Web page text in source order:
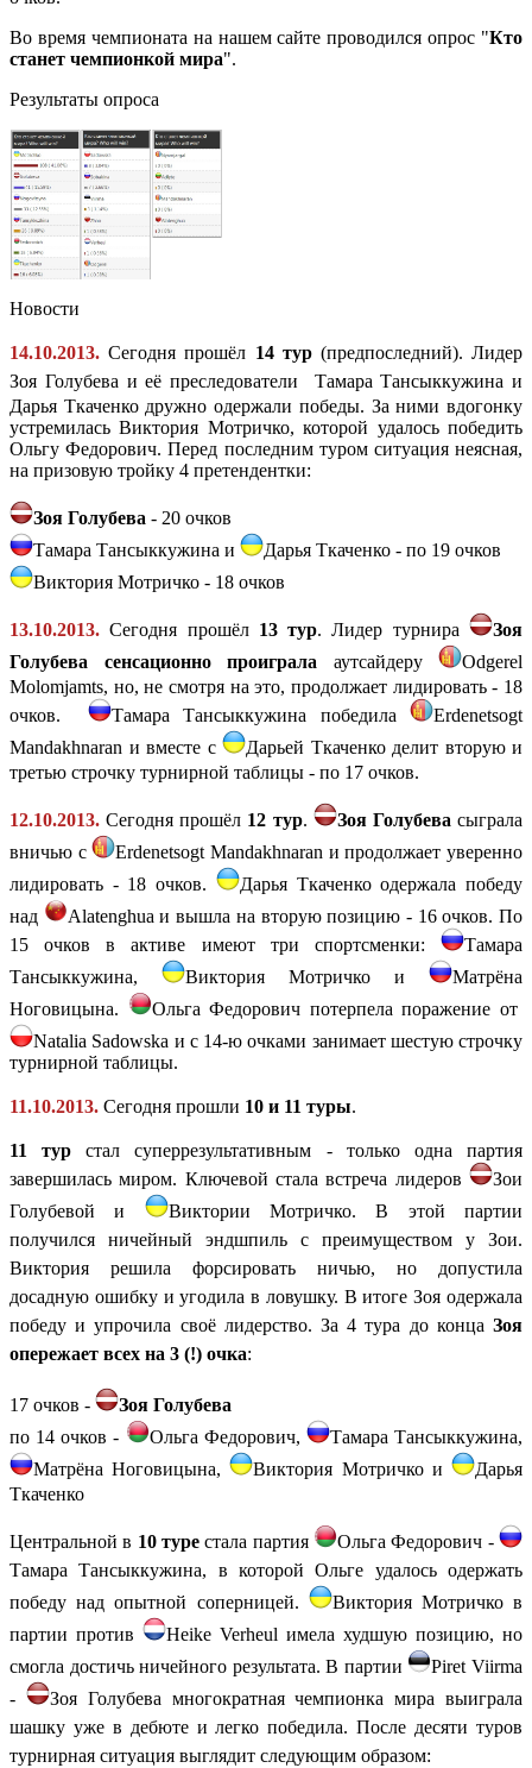
Во время чемпионата на нашем сайте проводился опрос "Кто
станет чемпионкой мира".
Результаты опроса
Новости
14.10.2013.Сегодня прошёл 14 тур(предпоследний). Лидер
Зоя Голубева и её преследователи Тамара Тансыккужина и
Дарья Ткаченко дружно одержали победы. За ними вдогонку
устремилась Виктория Мотричко, которой удалось победить
Ольгу Федорович. Перед последним туром ситуация неясная,
на призовую тройку 4 претендентки:
Зоя Голубева - 20 очков
Тамара Тансыккужина и
Дарья Ткаченко - по 19 очков
Виктория Мотричко - 18 очков
13.10.2013.Сегодня прошёл13 тур. Лидер турнира
Зоя
Голубева сенсационно проиграла аутсайдеру
Odgerel
Molomjamts, но, не смотря на это, продолжает лидировать - 18
очков.
Тамара Тансыккужина победила
Erdenetsogt
Mandakhnaran и вместе с
Дарьей Ткаченко делит вторую и
третью строчку турнирной таблицы - по 17 очков.
12.10.2013.Сегодня прошёл 12 тур. Зоя Голубевасыграла
вничью с
Erdenetsogt Mandakhnaran и продолжает уверенно
лидировать - 18 очков.
Дарья Ткаченко одержала победу
над
Alatenghua и вышла на вторую позицию - 16 очков. По
15 очков в активе имеют три спортсменки:
Тамара
Тансыккужина, Виктория Мотричко и
Матрёна
Ноговицына.
Ольга Федорович потерпела поражение от
Natalia Sadowska и с 14-ю очками занимает шестую строчку
турнирной таблицы.
11.10.2013. Сегодня прошли 10 и 11 туры.
11 тур стал суперрезультативным - только одна партия
завершилась миром. Ключевой стала встреча лидеров
Зои
Голубевой и
Виктории Мотричко. В этой партии
получился ничейный эндшпиль с преимуществом у Зои.
Виктория решила форсировать ничью, но допустила
досадную ошибку иугодила в ловушку. В итоге Зоя одержала
победу и упрочила своё лидерство. За 4 тура до конца Зоя
опережает всех на 3 (!) очка:
17 очков -
Зоя Голубева
по 14 очков -
Ольга Федорович, Тамара Тансыккужина,
Матрёна Ноговицына,
Виктория Мотричкои
Дарья
Ткаченко
Центральной в 10 туре стала партия
Ольга Федорович -
Тамара Тансыккужина, в которой Ольге удалось одержать
победу над опытной соперницей.
Виктория Мотричко в
партии против
Heike Verheul имела худшую позицию, но
смогла достичь ничейного результата. В партии
Piret Viirma
-
Зоя Голубева многократная чемпионка мира выиграла
шашку уже в дебюте и легко победила. После десяти туров
турнирная ситуация выглядит следующим образом: